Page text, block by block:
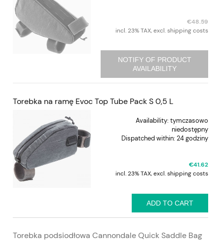
€48.59
incl. 23% TAX, excl. shipping costs
NOTIFY OF PRODUCT
AVAILABILITY
Torebka na ramę Evoc Top Tube Pack S 0,5 L
Availability: tymczasowo
niedostępny
Dispatched within: 24 godziny
€41.62
incl. 23% TAX, excl. shipping costs
ADD TO CART
Torebka podsiodłowa Cannondale Quick Saddle Bag